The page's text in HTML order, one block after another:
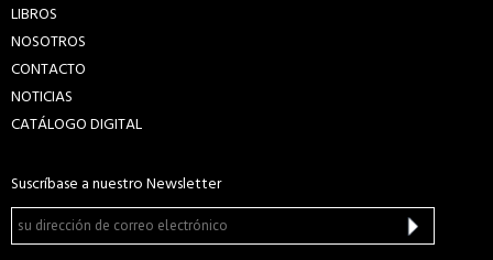
LIBROS
NOSOTROS
CONTACTO
NOTICIAS
CATÁLOGO DIGITAL
Suscríbase a nuestro Newsletter